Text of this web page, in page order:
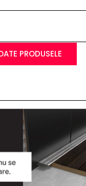
PRODUSELE